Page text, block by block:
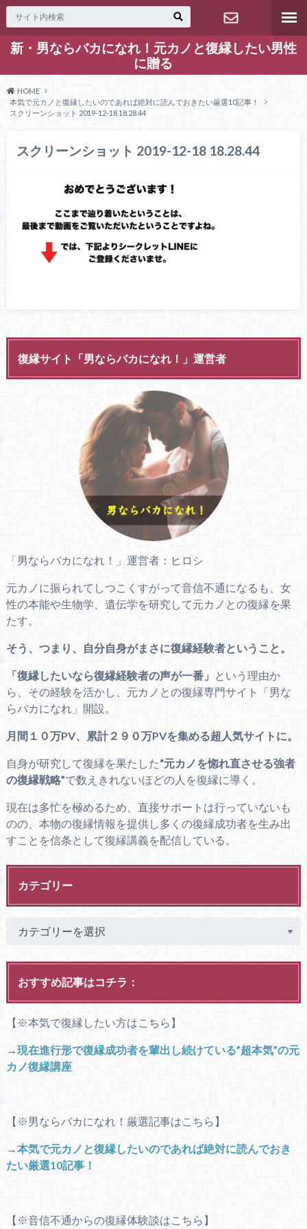
新・男ならバカになれ！元カノと復縁したい男性
に贈る
お問い合わ
HOME
本気で元カノと復縁したいのであれば絶対に読んでおきたい厳選10記事！
スクリーンショット 2019-12-18 18.28.44
スクリーンショット 2019-12-18 18.28.44
復縁サイト「男ならバカになれ！」運営者
「男ならバカになれ！」運営者：ヒロシ
元カノに振られてしつこくすがって音信不通になるも、女
性の本能や生物学、遺伝学を研究して元カノとの復縁を果
たす。
そう、つまり、自分自身がまさに復縁経験者ということ。
「復縁したいなら復縁経験者の声が一番」
という理由か
ら、その経験を活かし、元カノとの復縁専門サイト「男な
らバカになれ」開設。
月間１０万PV、累計２９０万PVを集める超人気サイトに。
自身が研究して復縁を果たした“元カノを惚れ直させる強者
の復縁戦略”で数えきれないほどの人を復縁に導く。
現在は多忙を極めるため、直接サポートは行っていないも
のの、本物の復縁情報を提供し多くの復縁成功者を生み出
すことを信条として復縁講義を配信している。
カテゴリー
おすすめ記事はコチラ：
【※本気で復縁したい方はこちら】
→現在進行形で復縁成功者を輩出し続けている”超本気”の元
カノ復縁講座
【※男ならバカになれ！厳選記事はこちら】
→本気で元カノと復縁したいのであれば絶対に読んでおき
たい厳選10記事！
【※音信不通からの復縁体験談はこちら】